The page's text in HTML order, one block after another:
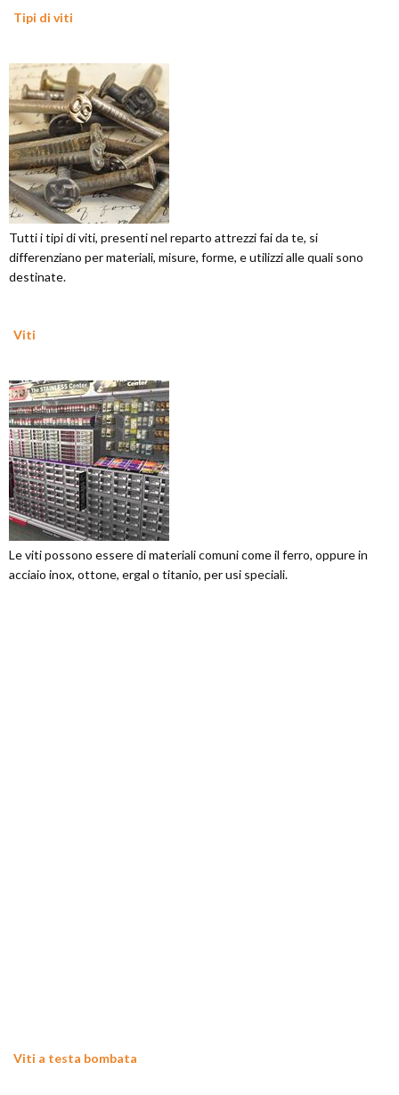
Tipi di viti
Tutti i tipi di viti, presenti nel reparto attrezzi fai da te, si
differenziano per materiali, misure, forme, e utilizzi alle quali sono
destinate.
Viti
Le viti possono essere di materiali comuni come il ferro, oppure in
acciaio inox, ottone, ergal o titanio, per usi speciali.
Viti a testa bombata